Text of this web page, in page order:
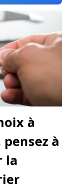
à
à
la